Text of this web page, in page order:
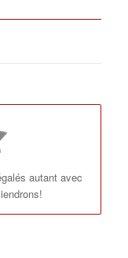
autant avec